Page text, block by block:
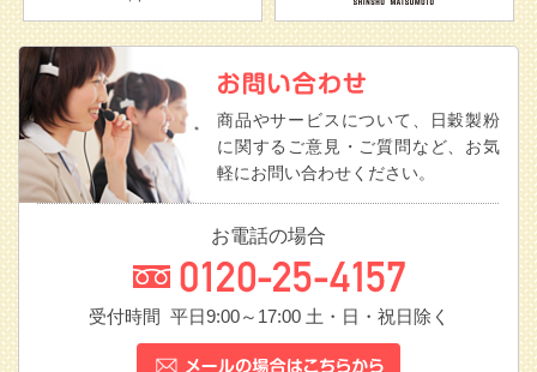
商品やサービスについて、日穀製粉
に関するご意見・ご質問など、お気
軽にお問い合わせください。
お電話の場合
受付時間 平日9:00～17:00土・日・祝日除く